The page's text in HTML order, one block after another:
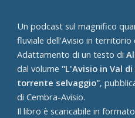
Un podcast sul magnifico
fluviale dell'Avisio in territorio
Adattamento di un testo di
dal volume "L'Avisio in Val
torrente selvaggio",
di Cembra-Avisio.
Il libro è scaricabile in